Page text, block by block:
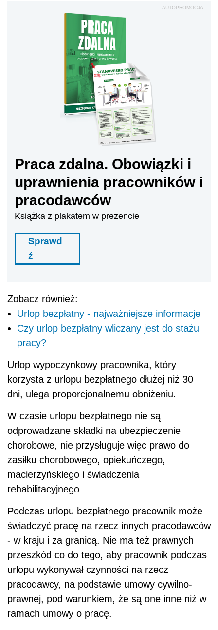
AUTOPROMOCJA
Praca zdalna. Obowiązki i
uprawnienia pracowników i
pracodawców
Książka z plakatem w prezencie
Sprawd
ź
Zobacz również:
Urlop bezpłatny - najważniejsze informacje
Czy urlop bezpłatny wliczany jest do stażu
pracy?
Urlop wypoczynkowy pracownika, który
korzysta z urlopu bezpłatnego dłużej niż 30
dni, ulega proporcjonalnemu obniżeniu.
W czasie urlopu bezpłatnego nie są
odprowadzane składki na ubezpieczenie
chorobowe, nie przysługuje więc prawo do
zasiłku chorobowego, opiekuńczego,
macierzyńskiego i świadczenia
rehabilitacyjnego.
Podczas urlopu bezpłatnego pracownik może
świadczyć pracę na rzecz innych pracodawców
- w kraju i za granicą. Nie ma też prawnych
przeszkód co do tego, aby pracownik podczas
urlopu wykonywał czynności na rzecz
pracodawcy, na podstawie umowy cywilno-
prawnej, pod warunkiem, że są one inne niż w
ramach umowy o pracę.